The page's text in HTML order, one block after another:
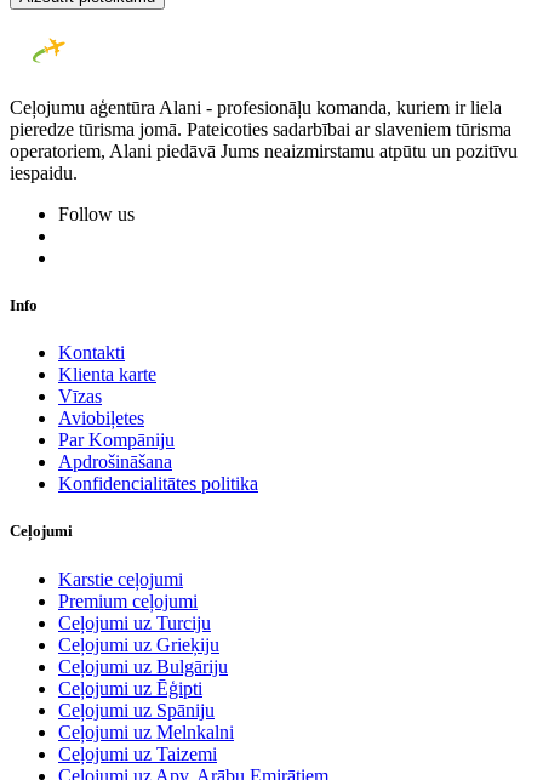
Ceļojumu aģentūra Alani - profesionāļu komanda, kuriem ir liela
pieredze tūrisma jomā. Pateicoties sadarbībai ar slaveniem tūrisma
operatoriem, Alani piedāvā Jums neaizmirstamu atpūtu un pozitīvu
iespaidu.
Follow us
Info
Kontakti
Klienta karte
Vīzas
Aviobiļetes
Par Kompāniju
Apdrošināšana
Konfidencialitātes politika
Ceļojumi
Karstie ceļojumi
Premium ceļojumi
Ceļojumi uz Turciju
Ceļojumi uz Grieķiju
Ceļojumi uz Bulgāriju
Ceļojumi uz Ēģipti
Ceļojumi uz Spāniju
Ceļojumi uz Melnkalni
Ceļojumi uz Taizemi
Ceļojumi uz Apv. Arābu Emirātiem